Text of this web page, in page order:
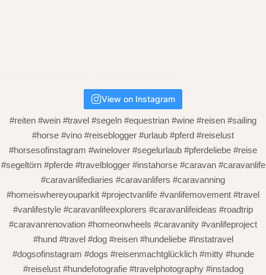
View on Instagram
#reiten #wein #travel #segeln #equestrian #wine #reisen #sailing
#horse #vino #reiseblogger #urlaub #pferd #reiselust
#horsesofinstagram #winelover #segelurlaub #pferdeliebe #reise
#segeltörn #pferde #travelblogger #instahorse #caravan #caravanlife
#caravanlifediaries #caravanlifers #caravanning
#homeiswhereyouparkit #projectvanlife #vanlifemovement #travel
#vanlifestyle #caravanlifeexplorers #caravanlifeideas #roadtrip
#caravanrenovation #homeonwheels #caravanity #vanlifeproject
#hund #travel #dog #reisen #hundeliebe #instatravel
#dogsofinstagram #dogs #reisenmachtglücklich #mitty #hunde
#reiselust #hundefotografie #travelphotography #instadog